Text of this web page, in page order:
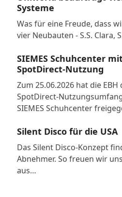
Systeme
Was für eine Freude, dass
vier Neubauten - S.S. Clara,
SIEMES Schuhcenter
SpotDirect-Nutzung
Zum 25.06.2026 hat die EBH
SpotDirect-
SIEMES Schuhcenter
Silent Disco für die USA
Das Silent Disco-Konzept
Abnehmer. So freuen wir
aus…